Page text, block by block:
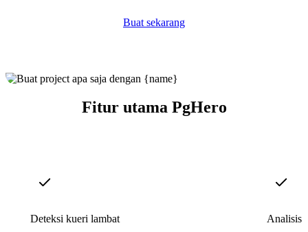
Buat sekarang
Fitur utama PgHero
Deteksi kueri lambat Analisis